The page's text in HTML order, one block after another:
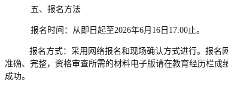
五、报名方法
报名时间：从即日起至2026年6月16日17:00止。
报名方式：采用网络报名和现场确认方式进行。报名
准确、完整，资格审查所需的材料电子版请在教育经历栏成
成功。